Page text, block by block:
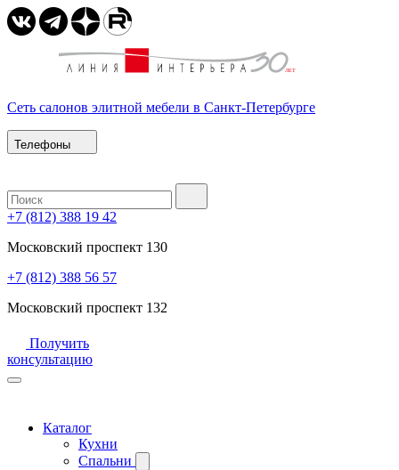
Сеть салонов элитной мебели в Санкт-Петербурге
Телефоны
+7 (812) 388 19 42
Московский проспект 130
+7 (812) 388 56 57
Московский проспект 132
Получить
консультацию
Каталог
Кухни
Спальни